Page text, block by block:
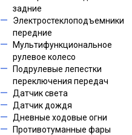
задние
Электростеклоподъемники
передние
Мультифункциональное
рулевое колесо
Подрулевые лепестки
переключения передач
Датчик света
Датчик дождя
Дневные ходовые огни
Противотуманные фары